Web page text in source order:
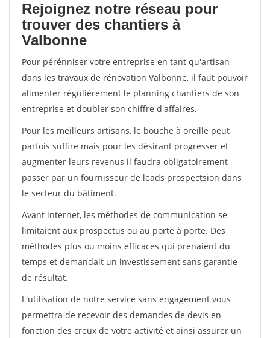
Rejoignez notre réseau pour
trouver des chantiers à
Valbonne
Pour pérénniser votre entreprise en tant qu'artisan
dans les travaux de rénovation Valbonne, il faut pouvoir
alimenter régulièrement le planning chantiers de son
entreprise et doubler son chiffre d'affaires.
Pour les meilleurs artisans, le bouche à oreille peut
parfois suffire mais pour les désirant progresser et
augmenter leurs revenus il faudra obligatoirement
passer par un fournisseur de leads prospectsion dans
le secteur du bâtiment.
Avant internet, les méthodes de communication se
limitaient aux prospectus ou au porte à porte. Des
méthodes plus ou moins efficaces qui prenaient du
temps et demandait un investissement sans garantie
de résultat.
L'utilisation de notre service sans engagement vous
permettra de recevoir des demandes de devis en
fonction des creux de votre activité et ainsi assurer un